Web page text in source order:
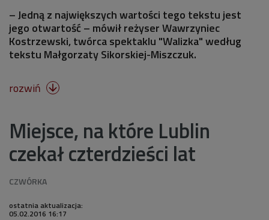
– Jedną z największych wartości tego tekstu jest
jego otwartość – mówił reżyser Wawrzyniec
Kostrzewski, twórca spektaklu "Walizka" według
tekstu Małgorzaty Sikorskiej-Miszczuk.
rozwiń 
Miejsce, na które Lublin
czekał czterdzieści lat
ostatnia aktualizacja:
05.02.2016 16:17